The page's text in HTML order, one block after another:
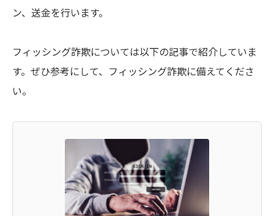
ン、送金を行います。
フィッシング詐欺については以下の記事で紹介していま
す。ぜひ参考にして、フィッシング詐欺に備えてくださ
い。